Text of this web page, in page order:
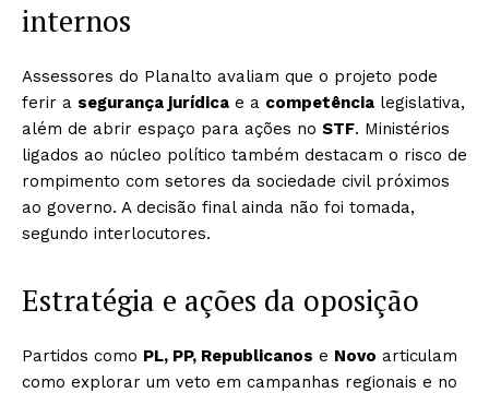
internos
Assessores do Planalto avaliam que o projeto pode
ferir a segurança jurídica e a competência legislativa,
além de abrir espaço para ações no STF. Ministérios
ligados ao núcleo político também destacam o risco de
rompimento com setores da sociedade civil próximos
ao governo. A decisão final ainda não foi tomada,
segundo interlocutores.
Estratégia e ações da oposição
Partidos como PL, PP, Republicanos e Novo articulam
como explorar um veto em campanhas regionais e no